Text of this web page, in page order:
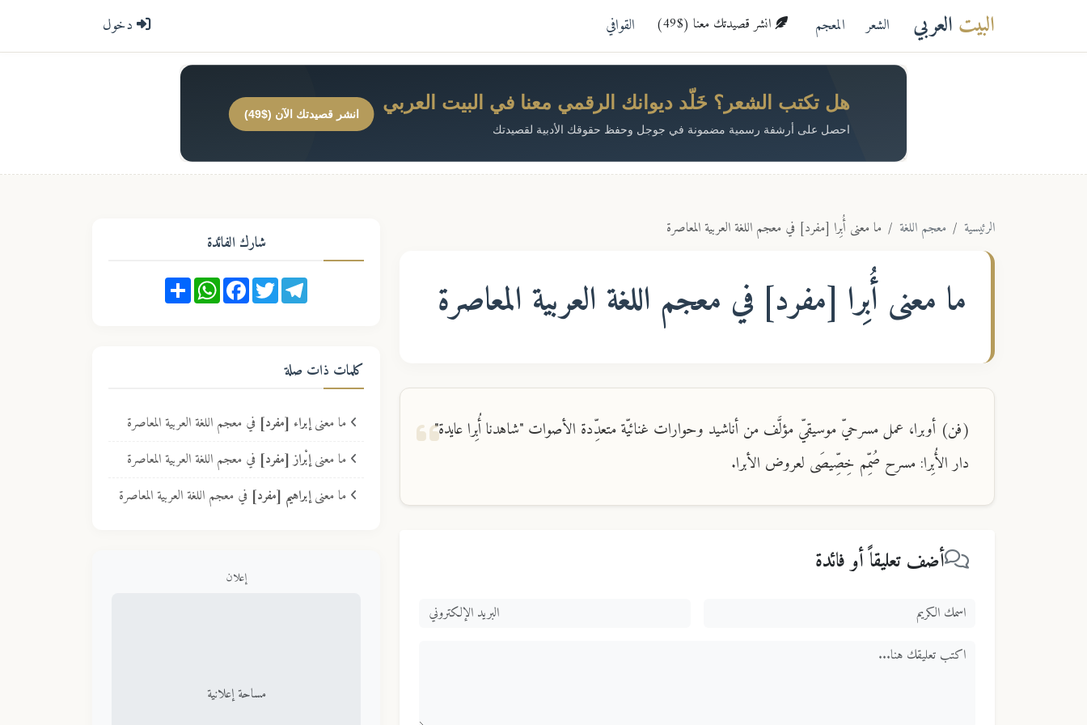
البيت العربي الشعر المعجم انشر قصيدتك معنا ($49) القوافي دخول
هل تكتب الشعر؟ خَلّد ديوانك الرقمي معنا في البيت العربي
احصل على أرشفة رسمية مضمونة في جوجل وحفظ حقوقك الأدبية لقصيدتك
انشر قصيدتك الآن ($49)
الرئيسية معجم اللغة ما معنى أُبِرا [مفرد] في معجم اللغة العربية المعاصرة
ما معنى أُبِرا [مفرد] في معجم اللغة العربية المعاصرة
(فن) أوبرا، عمل مسرحيّ موسيقيّ مؤلَّف من أناشيد وحوارات غنائيّة متعدِّدة الأصوات "شاهدنا أُبِرا عايدة"
دار الأُبِرا: مسرح صُمِّم خِصِّيصَى لعروض الأبرا.
أضف تعليقاً أو فائدة
شارك الفائدة
Share
WhatsAppFacebookTwitterTelegram
كلمات ذات صلة
ما معنىإبراء [مفرد] في معجم اللغة العربية المعاصرة
ما معنىإبْراز [مفرد] في معجم اللغة العربية المعاصرة
ما معنىإبراهيم [مفرد] في معجم اللغة العربية المعاصرة
إعلان
مساحة إعلانية